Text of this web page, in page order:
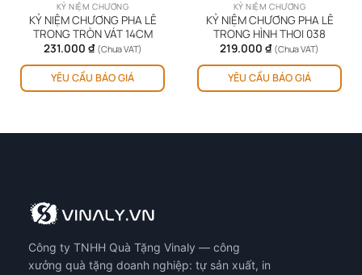
KỶ NIỆM CHƯƠNG
KỶ NIỆM CHƯƠNG PHA LÊ
TRONG TRÒN VÁT 14CM
231.000 ₫ (Chưa VAT)
YÊU CẦU BÁO GIÁ
KỶ NIỆM CHƯƠNG
KỶ NIỆM CHƯƠNG PHA LÊ
TRONG HÌNH THOI 038
219.000 ₫ (Chưa VAT)
YÊU CẦU BÁO GIÁ
Công ty TNHH Quà Tặng Vinaly — công
xưởng quà tặng doanh nghiệp: tự sản xuất, in